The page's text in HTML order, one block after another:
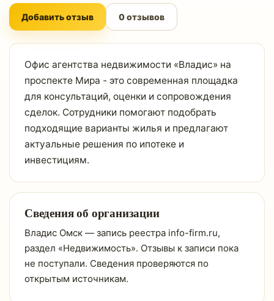
Добавить отзыв 0 отзывов
Офис агентства недвижимости «Владис» на
проспекте Мира - это современная площадка
для консультаций, оценки и сопровождения
сделок. Сотрудники помогают подобрать
подходящие варианты жилья и предлагают
актуальные решения по ипотеке и
инвестициям.
Сведения об организации
Владис Омск — запись реестра info-firm.ru,
раздел «Недвижимость». Отзывы к записи пока
не поступали. Сведения проверяются по
открытым источникам.